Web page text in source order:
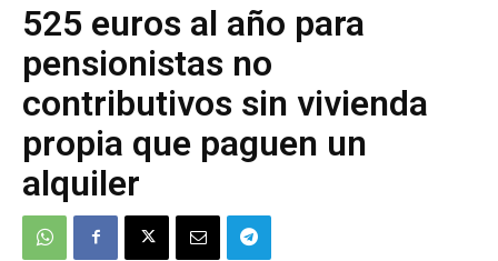
525 euros al año para
pensionistas no
contributivos sin vivienda
propia que paguen un
alquiler